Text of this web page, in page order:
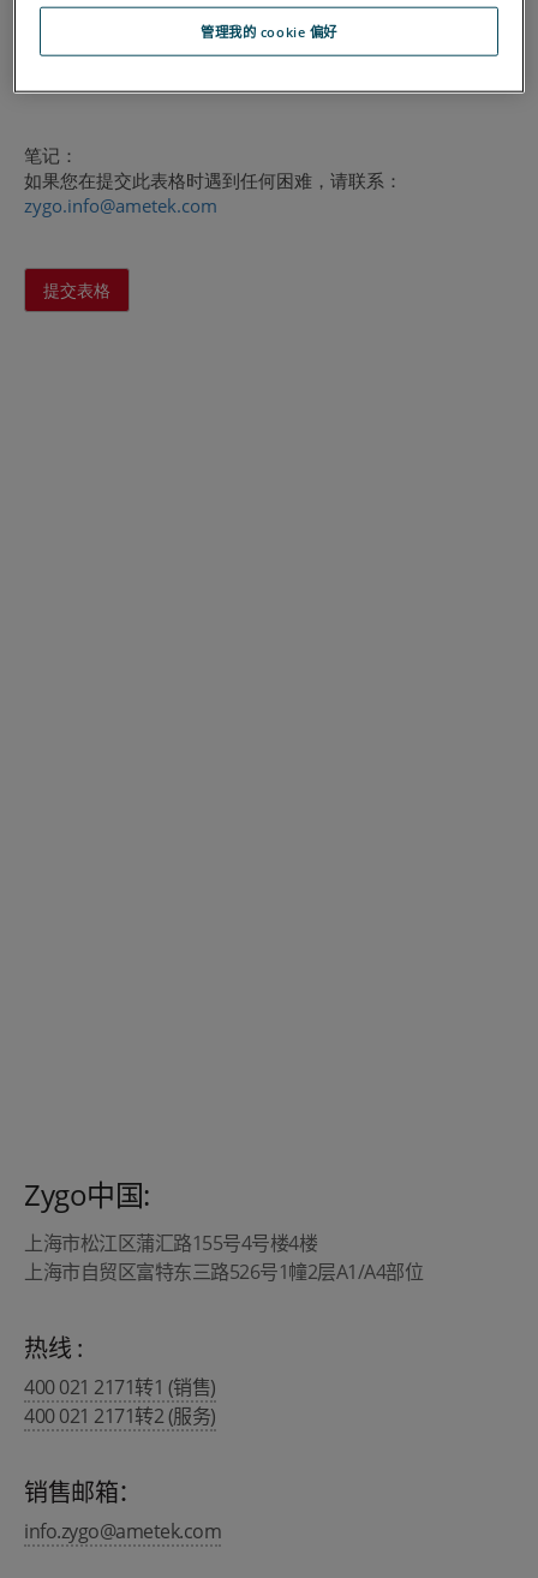
Zygo中国:
上海市松江区蒲汇路155号4号楼4楼
上海市自贸区富特东三路526号1幢2层A1/A4部位
热线 :
400 021 2171转1 (销售)
400 021 2171转2 (服务)
销售邮箱：
info.zygo@ametek.com
管理我的 cookie 偏好